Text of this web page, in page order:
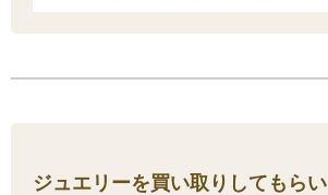
ジュエリーを買い取りしてもら